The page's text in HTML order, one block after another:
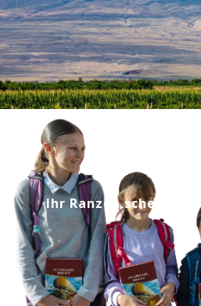
Ihr Ranzen schenkt